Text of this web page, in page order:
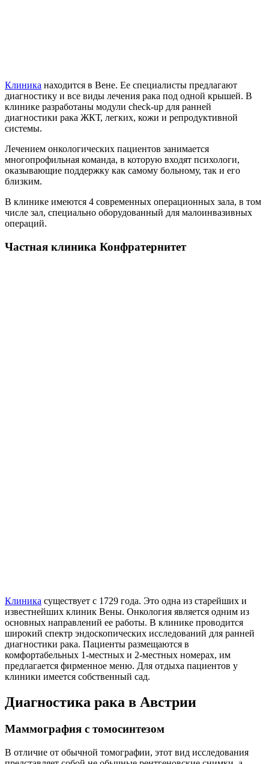
Клиника находится в Вене. Ее специалисты предлагают
диагностику и все виды лечения рака под одной крышей. В
клинике разработаны модули check-up для ранней
диагностики рака ЖКТ, легких, кожи и репродуктивной
системы.
Лечением онкологических пациентов занимается
многопрофильная команда, в которую входят психологи,
оказывающие поддержку как самому больному, так и его
близким.
В клинике имеются 4 современных операционных зала, в том
числе зал, специально оборудованный для малоинвазивных
операций.
Частная клиника Конфратернитет
Клиника существует с 1729 года. Это одна из старейших и
известнейших клиник Вены. Онкология является одним из
основных направлений ее работы. В клинике проводится
широкий спектр эндоскопических исследований для ранней
диагностики рака. Пациенты размещаются в
комфортабельных 1-местных и 2-местных номерах, им
предлагается фирменное меню. Для отдыха пациентов у
клиники имеется собственный сад.
Диагностика рака в Австрии
Маммография с томосинтезом
В отличие от обычной томографии, этот вид исследования